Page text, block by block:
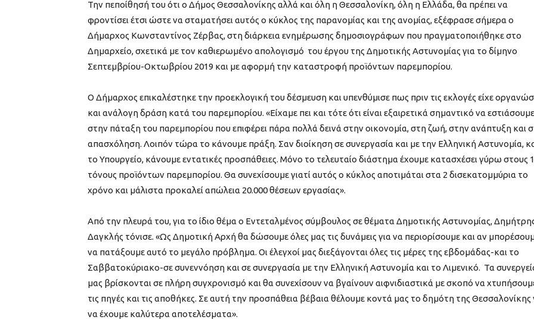
Την πεποίθησή του ότι ο Δήμος Θεσσαλονίκης αλλά και όλη η Θεσσαλονίκη, όλη η Ελλάδα, θα πρέπει να
φροντίσει έτσι ώστε να σταματήσει αυτός ο κύκλος της παρανομίας και της ανομίας, εξέφρασε σήμερα ο
Δήμαρχος Κωνσταντίνος Ζέρβας, στη διάρκεια ενημέρωσης δημοσιογράφων που πραγματοποιήθηκε στο
Δημαρχείο, σχετικά με τον καθιερωμένο απολογισμό του έργου της Δημοτικής Αστυνομίας για το δίμηνο
Σεπτεμβρίου-Οκτωβρίου 2019 και με αφορμή την καταστροφή προϊόντων παρεμπορίου.
Ο Δήμαρχος επικαλέστηκε την προεκλογική του δέσμευση και υπενθύμισε πως πριν τις εκλογές είχε
και ανάλογη δράση κατά του παρεμπορίου. «Είχαμε πει και τότε ότι είναι εξαιρετικά σημαντικό να εστιάσουμε
στην πάταξη του παρεμπορίου που επιφέρει πάρα πολλά δεινά στην οικονομία, στη ζωή, στην ανάπτυξη και
απασχόληση. Λοιπόν τώρα το κάνουμε πράξη. Σαν διοίκηση σε συνεργασία και με την Ελληνική Αστυνομία,
το Υπουργείο, κάνουμε εντατικές προσπάθειες. Μόνο το τελευταίο διάστημα έχουμε κατασχέσει γύρω στους
τόνους προϊόντων παρεμπορίου. Θα συνεχίσουμε γιατί αυτός ο κύκλος αποτιμάται στα 2 δισεκατομμύρια το
χρόνο και μάλιστα προκαλεί απώλεια 20.000 θέσεων εργασίας».
Από την πλευρά του, για το ίδιο θέμα ο Εντεταλμένος σύμβουλος σε θέματα Δημοτικής Αστυνομίας,
Δαγκλής τόνισε. «Ως Δημοτική Αρχή θα δώσουμε όλες μας τις δυνάμεις για να περιορίσουμε και αν
να πατάξουμε αυτό το μεγάλο πρόβλημα. Οι έλεγχοί μας διεξάγονται όλες τις μέρες της εβδομάδας-και το
Σαββατοκύριακο-σε συνεννόηση και σε συνεργασία με την Ελληνική Αστυνομία και το Λιμενικό. Τα
μας βρίσκονται σε πλήρη συγχρονισμό και θα συνεχίσουν να βγαίνουν αιφνιδιαστικά με σκοπό να
τις πηγές και τις αποθήκες. Σε αυτή την προσπάθεια βέβαια θέλουμε κοντά μας το δημότη της Θεσσαλονίκης
να έχουμε καλύτερα αποτελέσματα».